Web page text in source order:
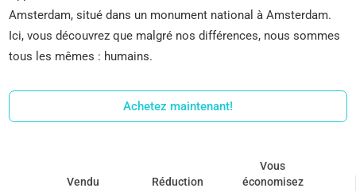
Amsterdam, situé dans un monument national à Amsterdam.
Ici, vous découvrez que malgré nos différences, nous sommes
tous les mêmes : humains.
Achetez maintenant!
Vendu Réduction
Vous
économisez